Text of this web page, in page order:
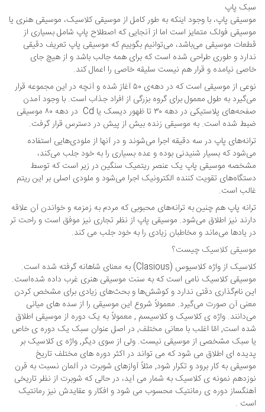
سبک پاپ
موسیقی پاپ، با وجود اینکه به طور کامل از موسیقی کلاسیک، موسیقی هنری یا
موسیقی فولک متمایز است اما از آنجایی که اصطلاح پاپ شامل بسیاری از
قطعات موسیقی می‌باشد، می‌توانیم بگوییم که موسیقی پاپ تعریف دقیقی
ندارد و طوری طراحی شده است که برای همه جالب باشد و از هیچ جای
خاصی نیامده و قرار هم نیست سلیقه خاصی را اعمال کند.
نوعی از موسیقی است که در دهه‌ی ۵۰ آغاز شده و آنچه در این مجموعه قرار
می‌گیرد به طول معمول برای گروه بزرگی از افراد جذاب است. با وجود آمدن
صفحه‌های پلاستیکی در دهه ۳۰ تا ظهور دیسک یا Cd در دهه ۸۰ موسیقی
ضبط شده است. به موسیقی زنده بیش از پیش در دسترس قرار گرفت.
ترانه‌های پاپ در سه دقیقه اجرا می‌شوند و در آنها از ملودی‌هایی استفاده
می‌شود که بسیار شنیدنی بوده و عده بسیاری را به خود جلب می‌کند،
مشخصه موسیقی پاپ یک عنصر ریتمیک سنگین در زیر است که توسط
دستگاه‌های تقویت کننده الکترونیک اجرا می‌شود و ملودی اصلی بر این ریتم
غالب است.
ترانه پاپ هم چنین به ترانه‌های محبوبی که مردم به زمزمه و خواندن آن علاقه
دارند نیز اطلاق می‌شود. موسیقی پاپ از نظر تجاری نیز موفق است و راحت تر
در یادها می‌ماند و مخاطبان زیادی را به خود جلب می کند.
موسیقی کلاسیک چیست؟
کلاسیک از واژه کلاسیوس (clasious) به معنای شاهانه گرفته شده است.
موسیقی کلاسیک نامی است که به سنت موسیقی هنری غرب داده شده‌است.
این نام‌گذاری دقتی ندارد و کوشش‌ها و بحث‌های زیادی برای مشخص کردن
معنی آن صورت می‌گیرد. معمولاً شروع این موسیقی را از سده های میانی
می‌دانند. واژه ی کلاسیک و کلاسیسم , معمولاً به یک دوره از موسیقی اطلاق
شده است, امّا اغلب با معانی مختلف, در اصل عنوان سبک یک دوره ی خاص
یا سبک مشخصی از موسیقی نیست. ولی از سوی دیگر, واژه ی کلاسیک بر
پدیده ای اطلاق می شود که می تواند در اکثر دوره های مختلف تاریخ
موسیقی به کار برود و تکرار شود, مثلاً آوازهای شوبرت در آلمان نسبت به قرن
نوزدهم نمونه ی کلاسیک به شمار می آید، در حالی که شوبرت از نظر تاریخی
آهنگساز دوره ی رمانتیک محسوب می شود و افکار و عقایدش نیز رمانتیک
است .